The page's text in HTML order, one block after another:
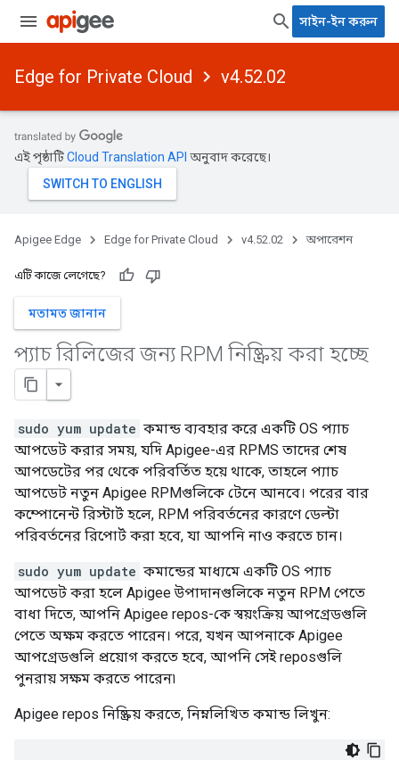
সাইন-ইন করুন
Edge for Private Cloud v4.52.02
এই পৃষ্ঠাটিCloud Translation API অনুবাদ করেছে।
Apigee Edge Edge for Private Cloud v4.52.02 অপারেশন
এটি কাজে লেগেছে?
মতামত জানান
প্যাচ রিলিজের জন্য RPM নিষ্ক্রিয় করা হচ্ছে
sudo yum update কমান্ড ব্যবহার করে একটি OS প্যাচ
আপডেট করার সময়, যদি Apigee-এর RPMS তাদের শেষ
আপডেটের পর থেকে পরিবর্তিত হয়ে থাকে, তাহলে প্যাচ
আপডেট নতুন Apigee RPMগুলিকে টেনে আনবে। পরের বার
কম্পোনেন্ট রিস্টার্ট হলে, RPM পরিবর্তনের কারণে ডেল্টা
পরিবর্তনের রিপোর্ট করা হবে, যা আপনি নাও করতে চান।
sudo yum update কমান্ডের মাধ্যমে একটি OS প্যাচ
আপডেট করা হলে Apigee উপাদানগুলিকে নতুন RPM পেতে
বাধা দিতে, আপনি Apigee repos-কে স্বয়ংক্রিয় আপগ্রেডগুলি
পেতে অক্ষম করতে পারেন। পরে, যখন আপনাকে Apigee
আপগ্রেডগুলি প্রয়োগ করতে হবে, আপনি সেই reposগুলি
পুনরায় সক্ষম করতে পারেন৷
Apigee repos নিষ্ক্রিয় করতে, নিম্নলিখিত কমান্ড লিখুন: